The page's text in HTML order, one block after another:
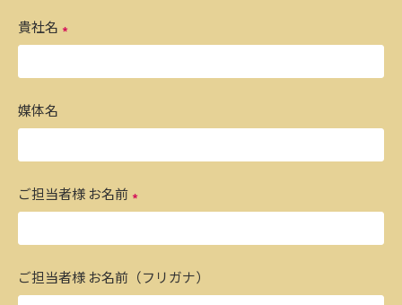
貴社名
媒体名
ご担当者様 お名前
ご担当者様 お名前（フリガナ）